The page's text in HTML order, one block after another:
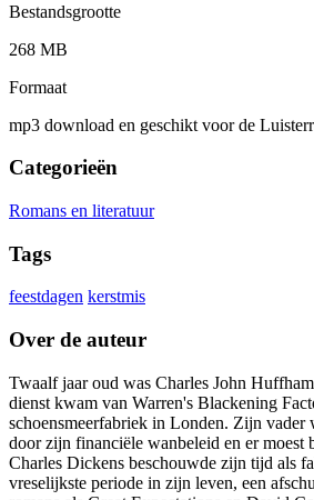
Bestandsgrootte
268 MB
Formaat
mp3 download en geschikt voor de
Categorieën
Romans en literatuur
Tags
feestdagen kerstmis
Over de auteur
Twaalf jaar oud was Charles John
dienst kwam van Warren's Blackening
schoensmeerfabriek in Londen. Zijn vader
door zijn financiële wanbeleid en er moest
Charles Dickens beschouwde zijn tijd als
vreselijkste periode in zijn leven, een